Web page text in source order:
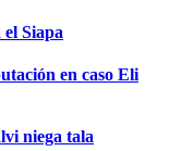
Siapa
en caso Eli
niega tala